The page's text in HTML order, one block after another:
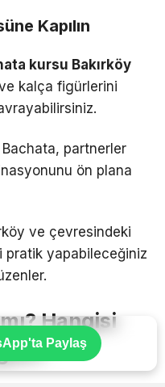
Kapılın
kursu Bakırköy
kalça figürlerini
Bachata, partnerler
ön plana
ve çevresindeki
pratik yapabileceğiniz
Hangisi
Paylaş